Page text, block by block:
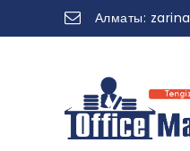
Алматы: zarina